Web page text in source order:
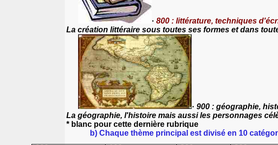
· 800 : littérature, techniques
La création littéraire sous toutes ses formes et dans
· 900 : géographie,
La géographie, l'histoire mais aussi les personnages
* blanc pour cette dernière rubrique
b) Chaque thème principal est divisé en 10